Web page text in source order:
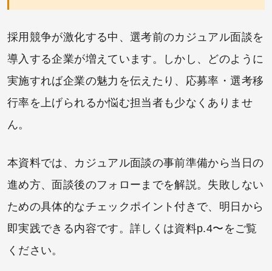
採用競争が激化する中、選考前のカジュアル面談を
導入する企業が増えています。しかし、どのように
実施すれば企業の魅力を伝えたり、応募率・選考移
行率を上げられるか悩む担当者も少なくありませ
ん。
本資料では、カジュアル面談の事前準備から当日の
進め方、面談後のフォローまでを解説。失敗しない
ための具体的なチェックポイント付きで、明日から
即実践できる内容です。詳しくは資料p.4〜をご覧
ください。